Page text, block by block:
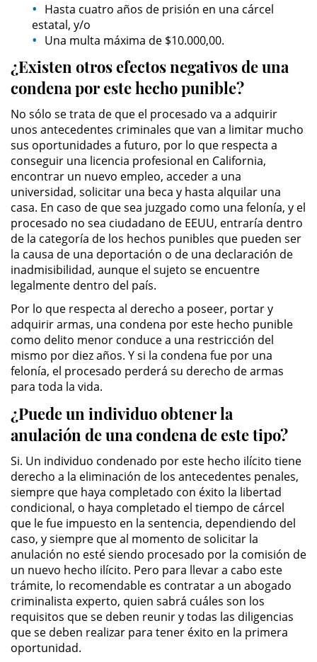
Battery with Serious Bodily Injury
Simple Assault
Domestic Violence
Child Abuse
Child Abduction
Child Endangerment
Child Neglect
Corporal Injury on a Spouse
Criminal Threats
Domestic Battery
Elder Abuse
Permanent Restraining Order
Posting Harmful Information on the
Internet
Restraining Orders
Temporary Restraining Order
Revenge Porn
Stalking
Hasta cuatro años de prisión en una cárcel
estatal, y/o
Una multa máxima de $10.000,00.
¿Existen otros efectos negativos de una
condena por este hecho punible?
No sólo se trata de que el procesado va a adquirir
unos antecedentes criminales que van a limitar mucho
sus oportunidades a futuro, por lo que respecta a
conseguir una licencia profesional en California,
encontrar un nuevo empleo, acceder a una
universidad, solicitar una beca y hasta alquilar una
casa. En caso de que sea juzgado como una felonía, y el
procesado no sea ciudadano de EEUU, entraría dentro
de la categoría de los hechos punibles que pueden ser
la causa de una deportación o de una declaración de
inadmisibilidad, aunque el sujeto se encuentre
legalmente dentro del país.
Por lo que respecta al derecho a poseer, portar y
adquirir armas, una condena por este hecho punible
como delito menor conduce a una restricción del
mismo por diez años. Y si la condena fue por una
felonía, el procesado perderá su derecho de armas
para toda la vida.
¿Puede un individuo obtener la
anulación de una condena de este tipo?
Si. Un individuo condenado por este hecho ilícito tiene
derecho a la eliminación de los antecedentes penales,
siempre que haya completado con éxito la libertad
condicional, o haya completado el tiempo de cárcel
que le fue impuesto en la sentencia, dependiendo del
caso, y siempre que al momento de solicitar la
anulación no esté siendo procesado por la comisión de
un nuevo hecho ilícito. Pero para llevar a cabo este
trámite, lo recomendable es contratar a un abogado
criminalista experto, quien sabrá cuáles son los
requisitos que se deben reunir y todas las diligencias
que se deben realizar para tener éxito en la primera
oportunidad.